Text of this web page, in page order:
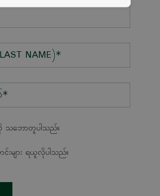
NAME)*
*
သဘောတူပါသည်။
းများ ရယူလိုပါသည်။